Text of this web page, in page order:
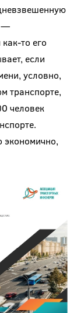
—
то его
если
условно,
транспорте,
человек
экономично,